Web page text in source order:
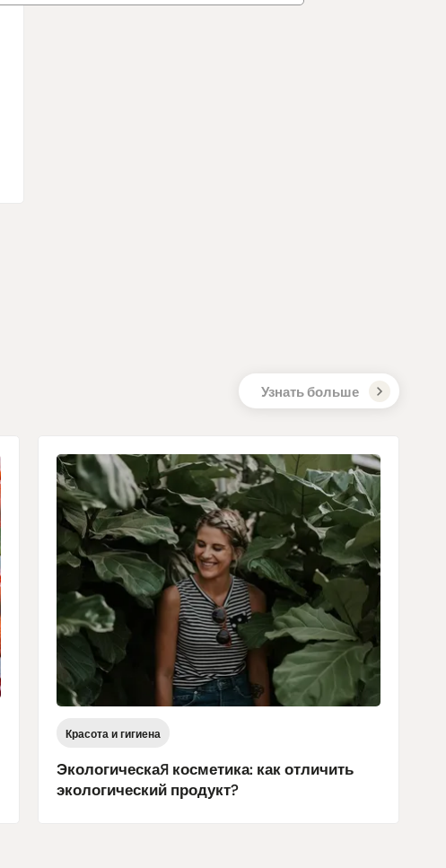
Узнать больше
Красота и гигиена
Экологическая косметика: как отличить
экологический продукт?